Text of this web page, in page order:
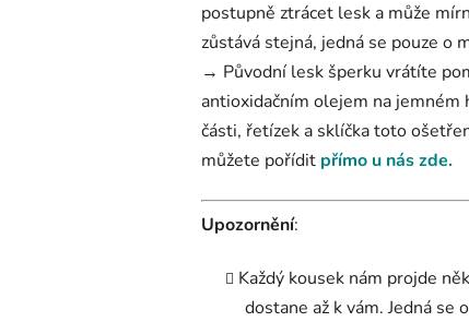
postupně ztrácet lesk a může
zůstává stejná, jedná se pouze o
→ Původní lesk šperku vrátíte
antioxidačním olejem na jemném
části, řetízek a sklíčka toto
můžete pořídit přímo u nás zde.
Upozornění:
Každý kousek nám projde
dostane až k vám. Jedná se